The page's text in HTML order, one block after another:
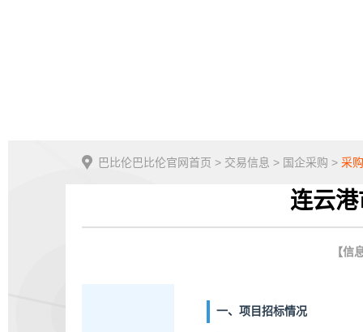
巴比伦巴比伦官网首页 > 交易信息 > 国企采购 > 采
连云
【信
一、项目招标情况